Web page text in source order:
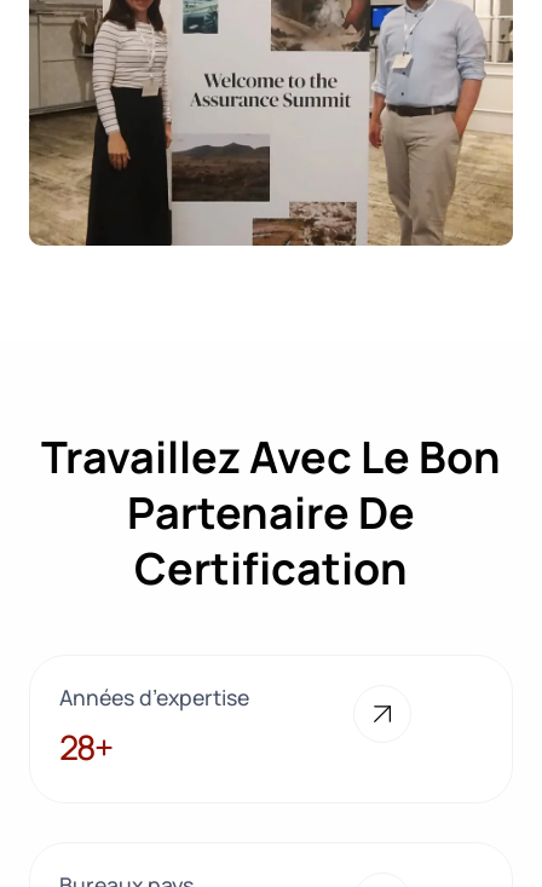
Travaillez Avec Le Bon
Partenaire De
Certification
Années d’expertise
28+
28+